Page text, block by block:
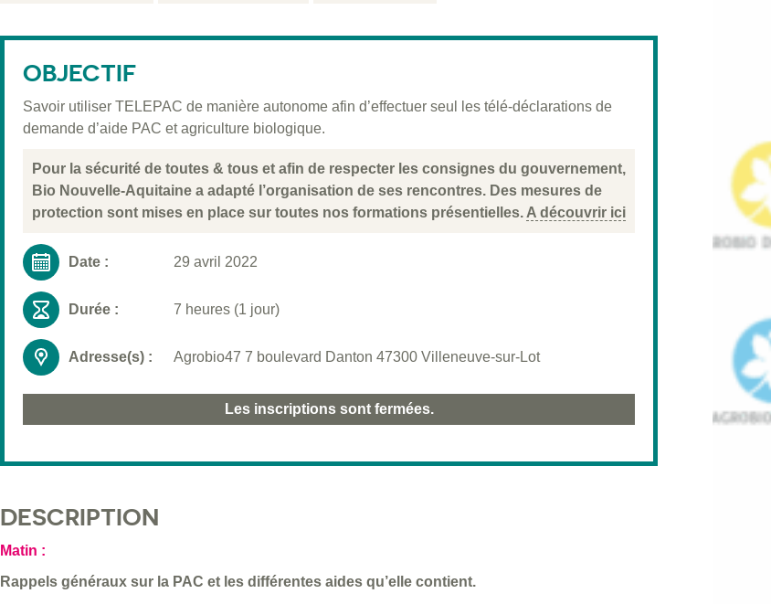
OBJECTIF
Savoir utiliser TELEPAC de manière autonome afin d’effectuer seul les télé-déclarations de
demande d’aide PAC et agriculture biologique.
Pour la sécurité de toutes & tous et afin de respecter les consignes du gouvernement,
Bio Nouvelle-Aquitaine a adapté l’organisation de ses rencontres. Des mesures de
protection sont mises en place sur toutes nos formations présentielles. A découvrir ici
Date : 29 avril 2022
Durée : 7 heures (1 jour)
Adresse(s) : Agrobio47 7 boulevard Danton 47300 Villeneuve-sur-Lot
Les inscriptions sont fermées.
DESCRIPTION
Matin :
Rappels généraux sur la PAC et les différentes aides qu’elle contient.